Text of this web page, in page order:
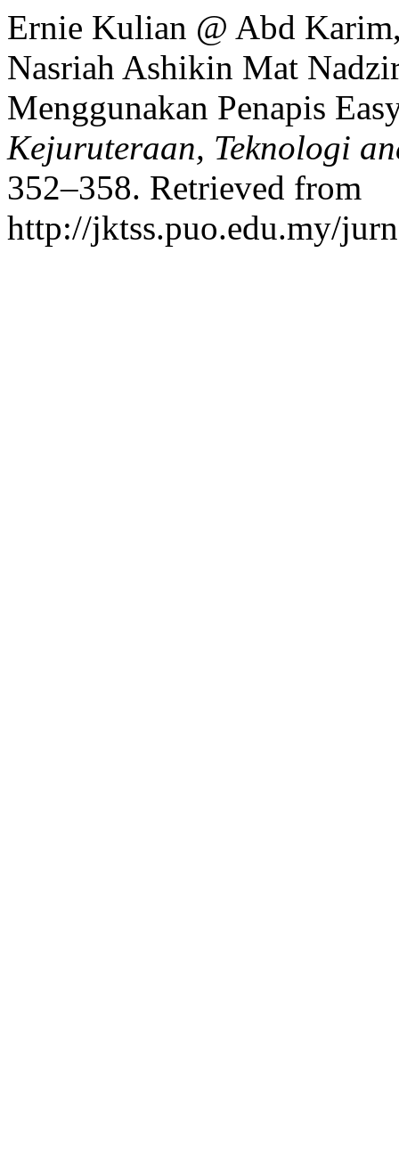
Ernie Kulian @ Abd
Nasriah Ashikin Mat
Menggunakan Penapis
Kejuruteraan, Teknologi
352–358. Retrieved from
http://jktss.puo.edu.my/